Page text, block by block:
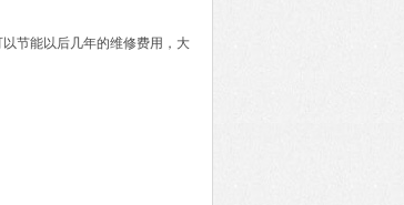
节能以后几年的维修费用，大